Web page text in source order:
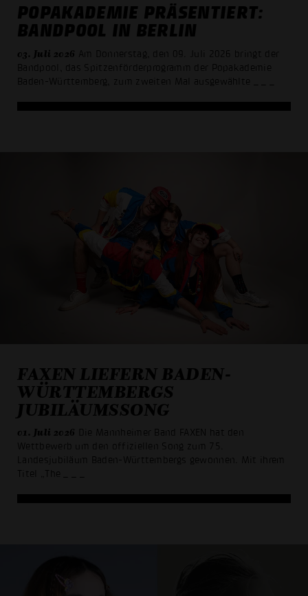
POPAKADEMIE PRÄSENTIERT:
BANDPOOL IN BERLIN
03. Juli 2026 Am Donnerstag, den 09. Juli 2026 bringt der
Bandpool, das Spitzenförderprogramm der Popakademie
Baden-Württemberg, zum zweiten Mal ausgewählte
FAXEN LIEFERN BADEN-
WÜRTTEMBERGS
JUBILÄUMSSONG
01. Juli 2026 Die Mannheimer Band FAXEN hat den
Wettbewerb um den offiziellen Song zum 75.
Landesjubiläum Baden-Württembergs gewonnen. Mit ihrem
Titel „The